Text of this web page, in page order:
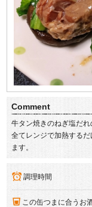
Comment
牛タン焼きのねぎ塩だ
全てレンジで加熱する
ます。
調理時間
この缶つまに合うお